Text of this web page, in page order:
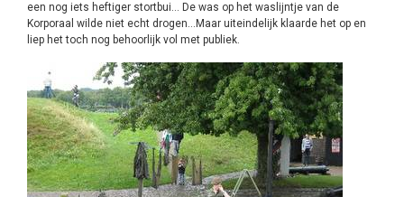
een nog iets heftiger stortbui… De was op het waslijntje van de
Korporaal wilde niet echt drogen…Maar uiteindelijk klaarde het op en
liep het toch nog behoorlijk vol met publiek.